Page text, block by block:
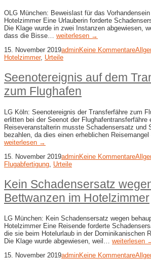
OLG München: Beweislast für das
Hotelzimmer Eine Urlauberin forderte
Die Klage wurde in zwei Instanzen abgewiesen,
dass die Bisse… weiterlesen →
15. November 2019adminKeine Kommentare
Hotelzimmer, Urteile
Seenotereignis auf dem
zum Flughafen
LG Köln: Seenotereignis der Transferfähre zum
erlitten bei der Seenot der Flughafentransferfähre
Reiseveranstalterin musste Schadensersatz und
bezahlen, da dies einen erheblichen
weiterlesen →
15. November 2019adminKeine Kommentare
Flugabfertigung Urteile
Kein Schadensersatz
Bettwanzen im Hotelzimmer
LG München: Kein Schadensersatz wegen
Hotelzimmer Eine Reisende forderte
die sie beim Hotelurlaub in der Dominikanischen
Die Klage wurde abgewiesen, weil… weiterlesen
15. November 2019adminKeine Kommentare